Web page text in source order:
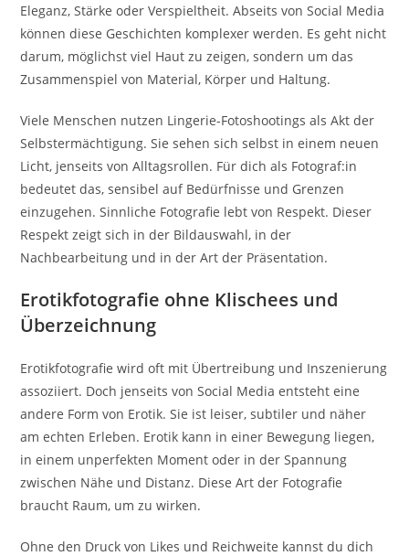
Eleganz, Stärke oder Verspieltheit. Abseits von Social Media
können diese Geschichten komplexer werden. Es geht nicht
darum, möglichst viel Haut zu zeigen, sondern um das
Zusammenspiel von Material, Körper und Haltung.
Viele Menschen nutzen Lingerie-Fotoshootings als Akt der
Selbstermächtigung. Sie sehen sich selbst in einem neuen
Licht, jenseits von Alltagsrollen. Für dich als Fotograf:in
bedeutet das, sensibel auf Bedürfnisse und Grenzen
einzugehen. Sinnliche Fotografie lebt von Respekt. Dieser
Respekt zeigt sich in der Bildauswahl, in der
Nachbearbeitung und in der Art der Präsentation.
Erotikfotografie ohne Klischees und
Überzeichnung
Erotikfotografie wird oft mit Übertreibung und Inszenierung
assoziiert. Doch jenseits von Social Media entsteht eine
andere Form von Erotik. Sie ist leiser, subtiler und näher
am echten Erleben. Erotik kann in einer Bewegung liegen,
in einem unperfekten Moment oder in der Spannung
zwischen Nähe und Distanz. Diese Art der Fotografie
braucht Raum, um zu wirken.
Ohne den Druck von Likes und Reichweite kannst du dich